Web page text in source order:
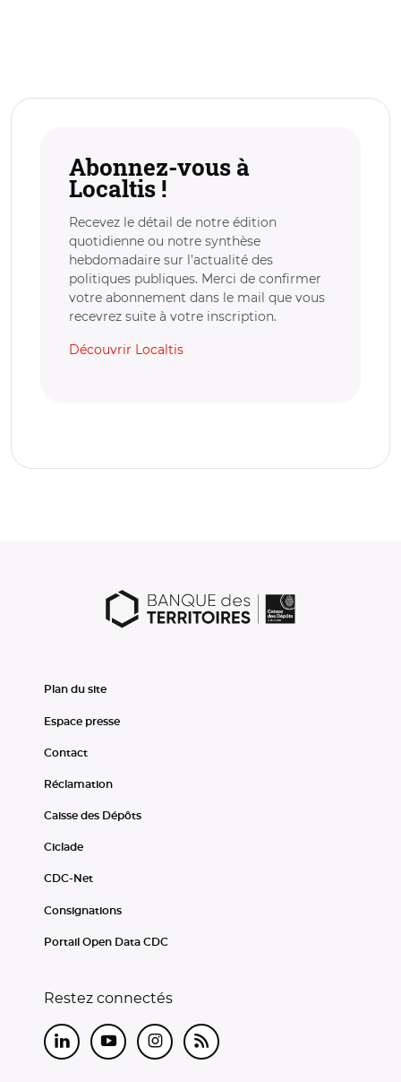
Abonnez-vous à
Localtis !
Recevez le détail de notre édition
quotidienne ou notre synthèse
hebdomadaire sur l’actualité des
politiques publiques. Merci de confirmer
votre abonnement dans le mail que vous
recevrez suite à votre inscription.
Découvrir Localtis
Plan du site
Espace presse
Contact
Réclamation
Caisse des Dépôts
Ciclade
CDC-Net
Consignations
Portail Open Data CDC
Restez connectés
LinkedInYoutubeInstagram
RSS